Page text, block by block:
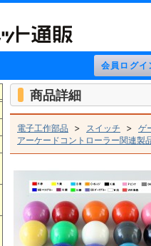
商品詳細
電子工作部品 > スイッチ > ゲ
アーケードコントローラー関連製